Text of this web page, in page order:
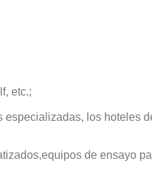
etc.;
especializadas, los hoteles
equipos de ensayo